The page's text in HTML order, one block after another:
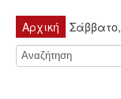
Αρχική